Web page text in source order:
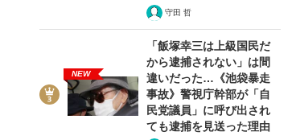
守田 哲
NEW
「飯塚幸三は上級国民だ
から逮捕されない」は間
違いだった…《池袋暴走
事故》警視庁幹部が「自
民党議員」に呼び出され
ても逮捕を見送った理由